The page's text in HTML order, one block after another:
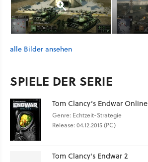
alle Bilder ansehen
SPIELE DER SERIE
Tom Clancy’s Endwar Online
Genre: Echtzeit-Strategie
Release: 04.12.2015 (PC)
Tom Clancy's Endwar 2